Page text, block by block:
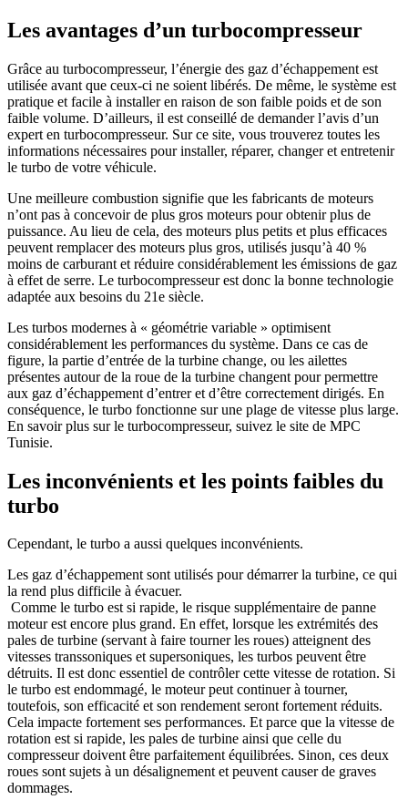
Les avantages d’un turbocompresseur
Grâce au turbocompresseur, l’énergie des gaz d’échappement est
utilisée avant que ceux-ci ne soient libérés. De même, le système est
pratique et facile à installer en raison de son faible poids et de son
faible volume. D’ailleurs, il est conseillé de demander l’avis d’un
expert en turbocompresseur. Sur ce site, vous trouverez toutes les
informations nécessaires pour installer, réparer, changer et entretenir
le turbo de votre véhicule.
Une meilleure combustion signifie que les fabricants de moteurs
n’ont pas à concevoir de plus gros moteurs pour obtenir plus de
puissance. Au lieu de cela, des moteurs plus petits et plus efficaces
peuvent remplacer des moteurs plus gros, utilisés jusqu’à 40 %
moins de carburant et réduire considérablement les émissions de gaz
à effet de serre. Le turbocompresseur est donc la bonne technologie
adaptée aux besoins du 21e siècle.
Les turbos modernes à « géométrie variable » optimisent
considérablement les performances du système. Dans ce cas de
figure, la partie d’entrée de la turbine change, ou les ailettes
présentes autour de la roue de la turbine changent pour permettre
aux gaz d’échappement d’entrer et d’être correctement dirigés. En
conséquence, le turbo fonctionne sur une plage de vitesse plus large.
En savoir plus sur le turbocompresseur, suivez le site de MPC
Tunisie.
Les inconvénients et les points faibles du
turbo
Cependant, le turbo a aussi quelques inconvénients.
Les gaz d’échappement sont utilisés pour démarrer la turbine, ce qui
la rend plus difficile à évacuer.
Comme le turbo est si rapide, le risque supplémentaire de panne
moteur est encore plus grand. En effet, lorsque les extrémités des
pales de turbine (servant à faire tourner les roues) atteignent des
vitesses transsoniques et supersoniques, les turbos peuvent être
détruits. Il est donc essentiel de contrôler cette vitesse de rotation. Si
le turbo est endommagé, le moteur peut continuer à tourner,
toutefois, son efficacité et son rendement seront fortement réduits.
Cela impacte fortement ses performances. Et parce que la vitesse de
rotation est si rapide, les pales de turbine ainsi que celle du
compresseur doivent être parfaitement équilibrées. Sinon, ces deux
roues sont sujets à un désalignement et peuvent causer de graves
dommages.